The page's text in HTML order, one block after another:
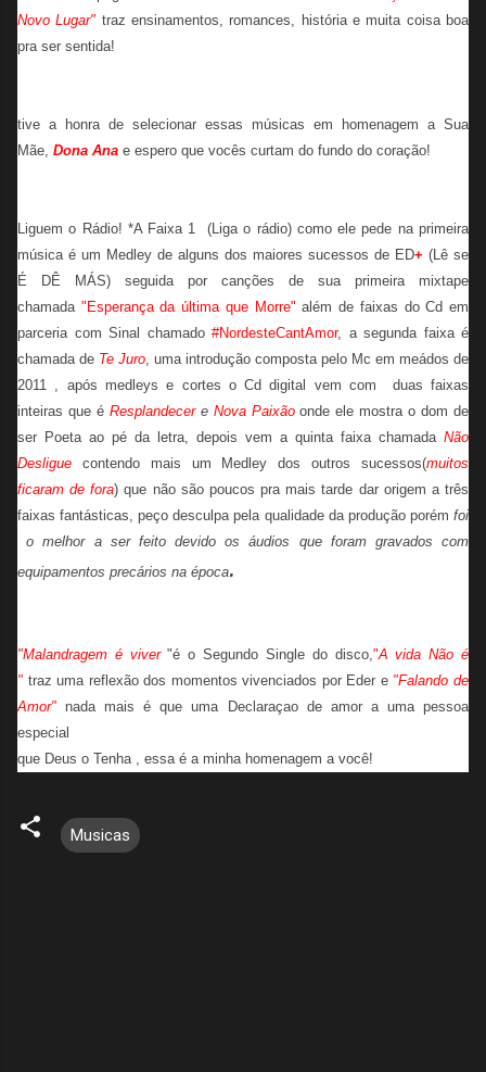
Novo Lugar" traz ensinamentos, romances, história e muita coisa boa
pra ser sentida!
tive a honra de selecionar essas músicas em homenagem a Sua
Mãe, Dona Ana e espero que vocês curtam do fundo do coração!
Liguem o Rádio! *A Faixa 1 (Liga o rádio) como ele pede na primeira
música é um Medley de alguns dos maiores sucessos de ED+ (Lê se
É DÊ MÁS) seguida por canções de sua primeira mixtape
chamada "Esperança da última que Morre"além de faixas do Cd em
parceria com Sinal chamado#NordesteCantAmor, a segunda faixa é
chamada de Te Juro , uma introdução composta pelo Mc em meádos de
2011 , após medleys e cortes o Cd digital vem com duas faixas
inteiras que é Resplandecer eNova Paixãoonde ele mostra o dom de
ser Poeta ao pé da letra, depois vem a quinta faixa chamada Não
Desligue contendo mais um Medley dos outros sucessos(muitos
ficaram de fora) que não são poucos pra mais tarde dar origem a três
faixas fantásticas, peço desculpa pela qualidade da produção porém foi
o melhor a ser feito devido os áudios que foram gravados com
equipamentos precários na época.
"Malandragem é viver"é o Segundo Single do disco, "A vida Não é
" traz uma reflexão dos momentos vivenciados por Eder e "Falando de
Amor" nada mais é que uma Declaraçao de amor a uma pessoa
especial
que Deus o Tenha , essa é a minha homenagem a você!
Musicas